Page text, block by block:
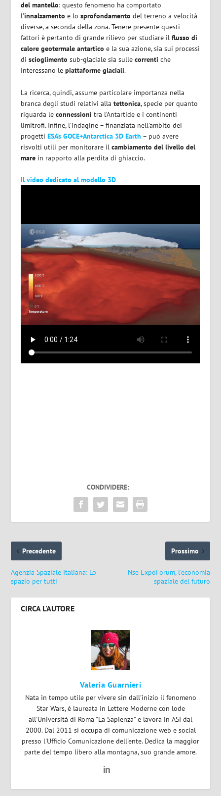
del mantello: questo fenomeno ha comportato
l’innalzamento e losprofondamento del terreno a velocità
diverse, a seconda della zona. Tenere presente questi
fattori è pertanto di grande rilievo per studiare ilflusso di
calore geotermale antartico e la sua azione, sia sui processi
discioglimentosub-glaciale sia sulle correnti che
interessano lepiattaforme glaciali.
La ricerca, quindi, assume particolare importanza nella
branca degli studi relativi allatettonica, specie per quanto
riguarda leconnessioni tra l’Antartide e i continenti
limitrofi. Infine, l’indagine – finanziata nell’ambito dei
progettiESA’s GOCE+Antarctica 3D Earth – può avere
risvolti utili per monitorare ilcambiamento del livello del
mare in rapporto alla perdita di ghiaccio.
Il video dedicato al modello 3D
CONDIVIDERE:
Precedente
Agenzia Spaziale Italiana: Lo
spazio per tutti
Prossimo
Nse ExpoForum, l’economia
spaziale del futuro
CIRCA L'AUTORE
Valeria Guarnieri
Nata in tempo utile per vivere sin dall'inizio il fenomeno
Star Wars, è laureata in Lettere Moderne con lode
all'Università di Roma "La Sapienza" e lavora in ASI dal
2000. Dal 2011 si occupa di comunicazione web e social
presso l'Ufficio Comunicazione dell'ente. Dedica la maggior
parte del tempo libero alla montagna, suo grande amore.